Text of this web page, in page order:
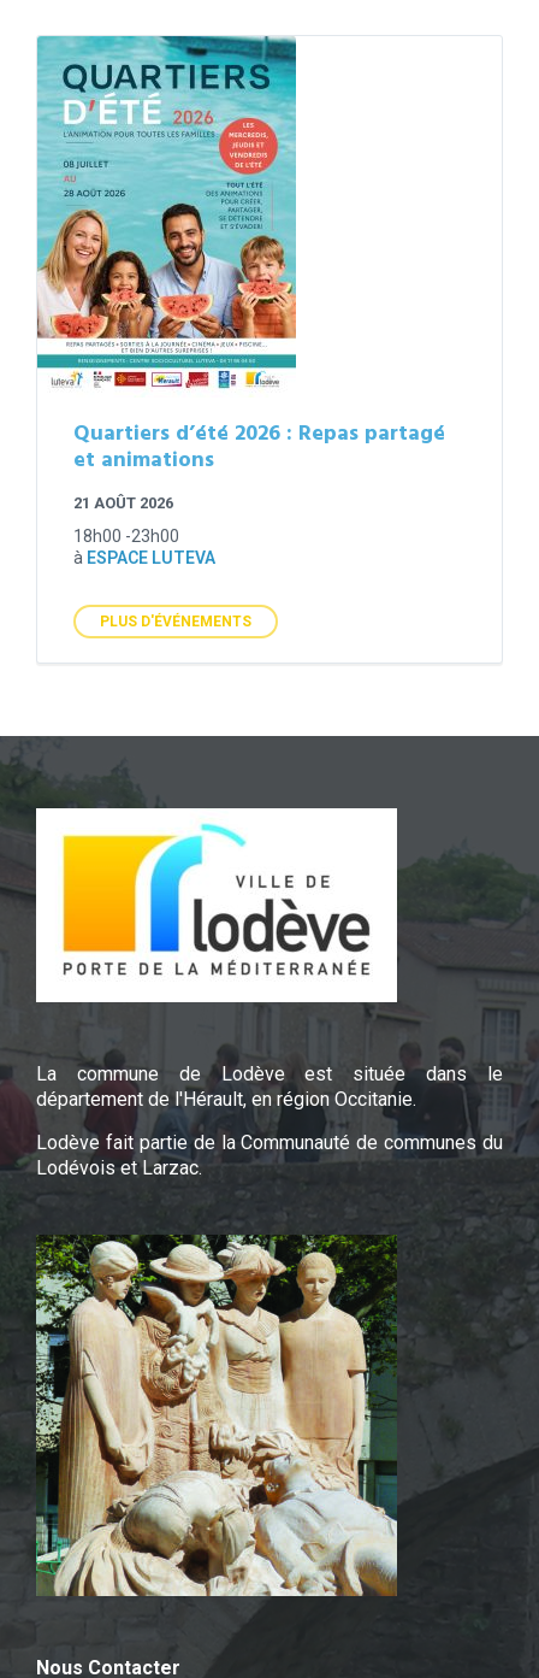
Quartiers d’été 2026 : Repas partagé
et animations
21 AOÛT 2026
18h00 -23h00
à ESPACE LUTEVA
PLUS D'ÉVÉNEMENTS
La commune de Lodève est située dans le
département de l'Hérault, en région Occitanie.
Lodève fait partie de la Communauté de communes du
Lodévois et Larzac.
Nous Contacter